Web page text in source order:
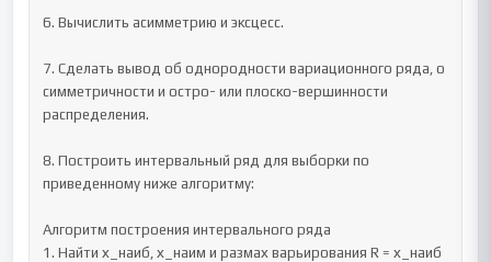
6. Вычислить асимметрию и эксцесс.
7. Сделать вывод об однородности вариационного ряда, о
симметричности и остро- или плоско-вершинности
распределения.
8. Построить интервальный ряд для выборки по
приведенному ниже алгоритму:
Алгоритм построения интервального ряда
1. Найти х_наиб, х_наим и размах варьирования R = х_наиб